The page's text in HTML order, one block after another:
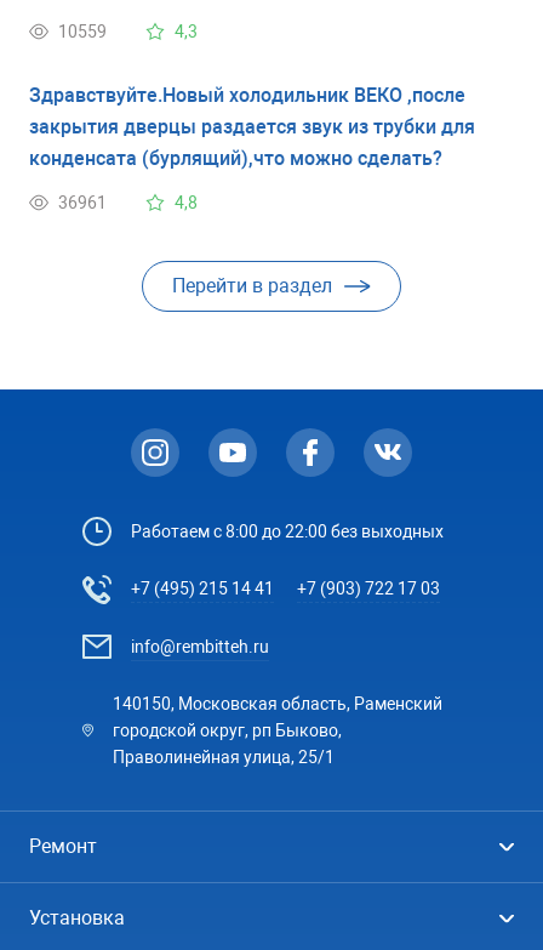
10559 4,3
Здравствуйте.Новый холодильник ВЕКО ,после
закрытия дверцы раздается звук из трубки для
конденсата (бурлящий),что можно сделать?
36961 4,8
Перейти в раздел
Работаем с 8:00 до 22:00 без выходных
+7 (495) 215 14 41 +7 (903) 722 17 03
info@rembitteh.ru
140150, Московская область, Раменский
городской округ, рп Быково,
Праволинейная улица, 25/1
Ремонт
Установка